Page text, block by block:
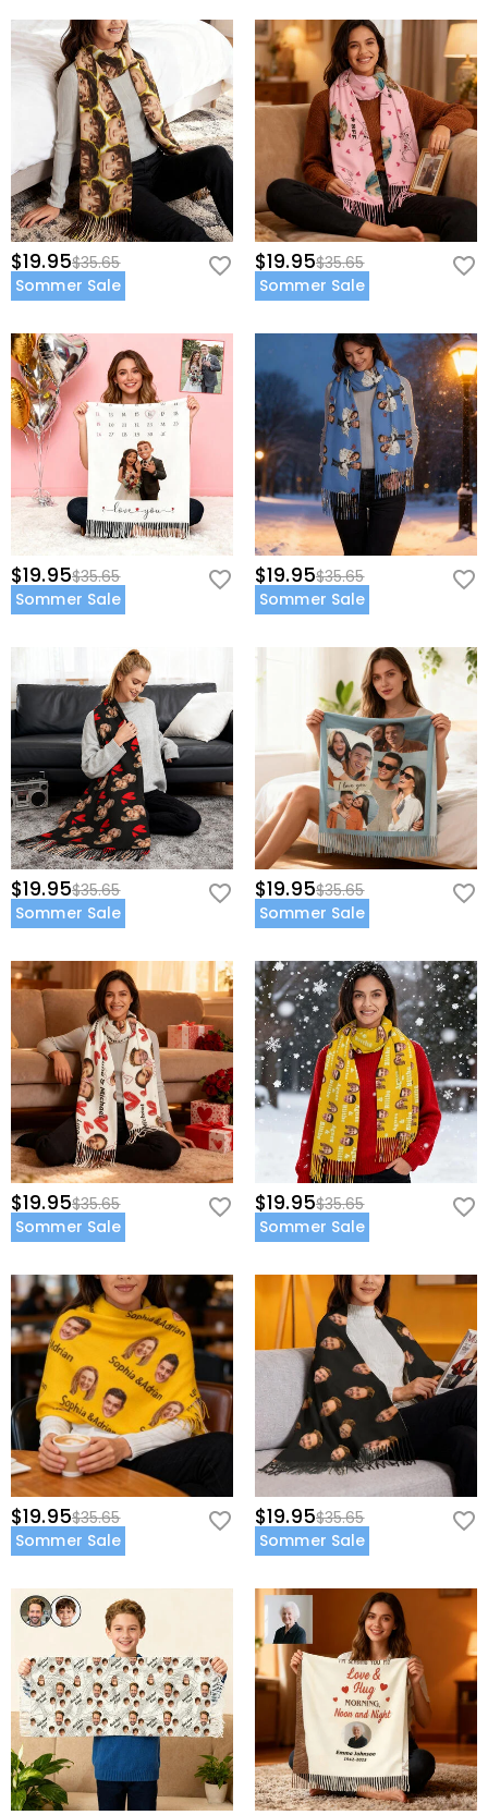
$19.95$35.65
Sommer Sale
$19.95$35.65
Sommer Sale
$19.95$35.65
Sommer Sale
$19.95$35.65
Sommer Sale
$19.95$35.65
Sommer Sale
$19.95$35.65
Sommer Sale
$19.95$35.65
Sommer Sale
$19.95$35.65
Sommer Sale
$19.95$35.65
Sommer Sale
$19.95$35.65
Sommer Sale